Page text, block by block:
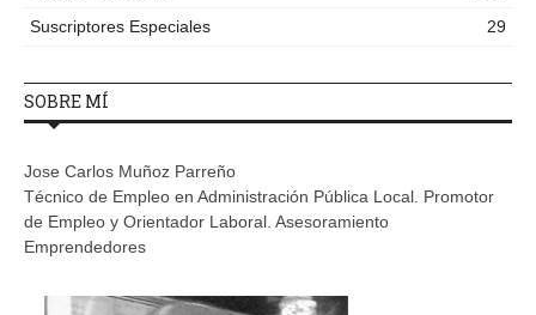
Suscriptores Especiales
29
SOBRE MÍ
Jose Carlos Muñoz Parreño
Técnico de Empleo en Administración Pública Local. Promotor
de Empleo y Orientador Laboral. Asesoramiento
Emprendedores